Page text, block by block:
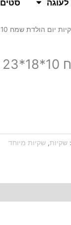
לעוגה סטים
יום הולדת שמח 10*18*23
שקיות, שקיות מיוחד